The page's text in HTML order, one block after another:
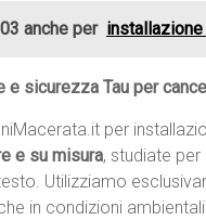
anche per
sicurezza Tau per
per
e su misura, studiate
Utilizziamo
in condizioni